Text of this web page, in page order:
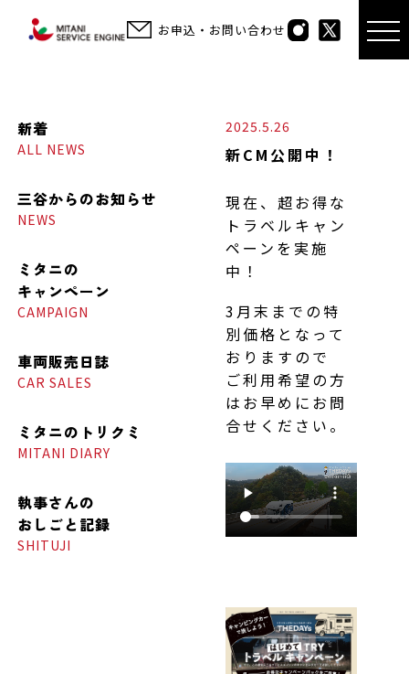
お申込・お問い合わせ
新着
ALL NEWS
三谷からのお知らせ
NEWS
ミタニの
キャンペーン
CAMPAIGN
車両販売日誌
CAR SALES
ミタニの トリクミ
MITANI DIARY
執事さんの
おしごと記録
SHITUJI
2025.5.26
新CM公開中！
現在、超お得な
トラベルキャン
ペーンを実施
中！
3月末までの特
別価格となって
おりますので
ご利用希望の方
はお早めにお問
合せください。